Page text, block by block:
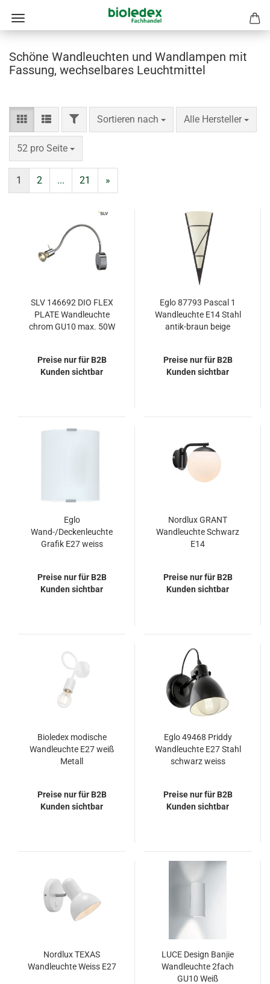
Schöne Wandleuchten und Wandlampen mit
Fassung, wechselbares Leuchtmittel
FILTERSortieren nach
Sortieren nach Alle Hersteller
pro Seite
52 pro Seite
pro Seite
1 2 ... 21 »
SLV 146692 DIO FLEX
PLATE Wandleuchte
chrom GU10 max. 50W
Preise nur für B2B
Kunden sichtbar
Eglo 87793 Pascal 1
Wandleuchte E14 Stahl
antik-braun beige
Preise nur für B2B
Kunden sichtbar
Eglo
Wand-/Deckenleuchte
Grafik E27 weiss
Preise nur für B2B
Kunden sichtbar
Nordlux GRANT
Wandleuchte Schwarz
E14
Preise nur für B2B
Kunden sichtbar
Bioledex modische
Wandleuchte E27 weiß
Metall
Preise nur für B2B
Kunden sichtbar
Eglo 49468 Priddy
Wandleuchte E27 Stahl
schwarz weiss
Preise nur für B2B
Kunden sichtbar
Nordlux TEXAS
Wandleuchte Weiss E27
LUCE Design Banjie
Wandleuchte 2fach
GU10 Weiß